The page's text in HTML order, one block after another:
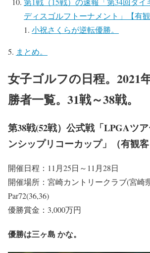
ディスゴルフトーナメント」【有観
小祝さくらが逆転優勝。
まとめ。
女子ゴルフの日程。2021
勝者一覧。31戦～38戦。
第38戦(52戦）公式戦「LPGAツ
ンシップリコーカップ」（有観客
開催日程：11月25日～11月28日
開催場所：宮崎カントリークラブ(宮崎
Par72(36,36)
優勝賞金：3,000万円
優勝は三ヶ島 かな。